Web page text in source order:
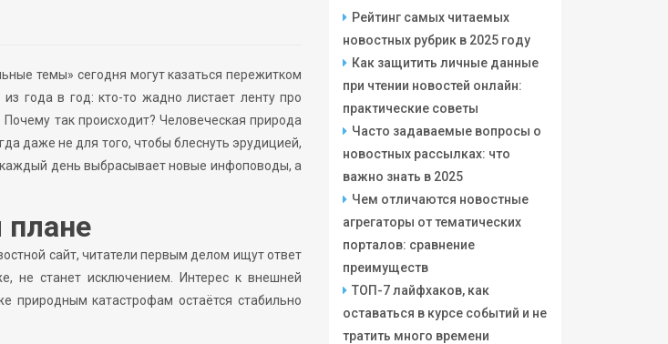
темы» сегодня могут казаться пережитком
года в год: кто-то жадно листает ленту про
так происходит? Человеческая природа
даже не для того, чтобы блеснуть эрудицией,
день выбрасывает новые инфоповоды, а
плане
сайт, читатели первым делом ищут ответ
не станет исключением. Интерес к внешней
природным катастрофам остаётся стабильно
Рейтинг самых читаемых
новостных рубрик в 2025 году
Как защитить личные данные
при чтении новостей онлайн:
практические советы
Часто задаваемые вопросы о
новостных рассылках: что
важно знать в 2025
Чем отличаются новостные
агрегаторы от тематических
порталов: сравнение
преимуществ
ТОП-7 лайфхаков, как
оставаться в курсе событий и не
тратить много времени